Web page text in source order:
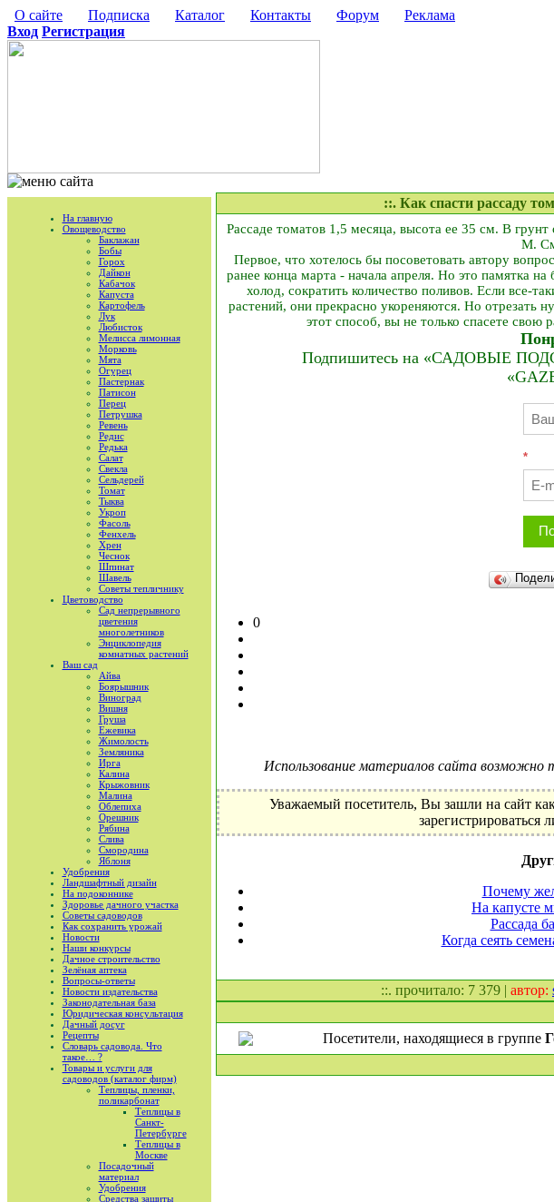
О сайте Подписка Каталог Контакты Форум
Реклама
Вход Регистрация
На главную
Овощеводство
Баклажан
Бобы
Горох
Дайкон
Кабачок
Капуста
Картофель
Лук
Любисток
Мелисса лимонная
Морковь
Мята
Огурец
Пастернак
Патисон
Перец
Петрушка
Ревень
Редис
Редька
Салат
Свекла
Сельдерей
Томат
Тыква
Укроп
Фасоль
Фенхель
Хрен
Чеснок
Шпинат
Шавель
Советы тепличнику
Цветоводство
Сад непрерывного
цветения
многолетников
Энциклопедия
комнатных растений
Ваш сад
Айва
Боярышник
Виноград
Вишня
Груша
Ежевика
Жимолость
Земляника
Ирга
Калина
Крыжовник
Малина
Облепиха
Орешник
Рябина
Слива
Смородина
Яблоня
Удобрения
Ландшафтный дизайн
На подоконнике
Здоровье дачного участка
Советы садоводов
Как сохранить урожай
Новости
Наши конкурсы
Дачное строительство
Зелёная аптека
Вопросы-ответы
Новости издательства
Законодательная база
Юридическая консультация
Дачный досуг
Рецепты
Словарь садовода. Что
такое… ?
Товары и услуги для
садоводов (каталог фирм)
Теплицы, пленки,
поликарбонат
Теплицы в
Санкт-
Петербурге
Теплицы в
Москве
Посадочный
материал
Удобрения
Средства защиты
::. Как спасти рассаду
Рассаде томатов 1,5 месяца, высота ее 35 см. В
М.
Первое, что хотелось бы посоветовать автору
ранее конца марта - начала апреля. Но это памятка
холод, сократить количество поливов. Если все-
растений, они прекрасно укореняются. Но отрезать
этот способ, вы не только спасете свою
Подпишитесь на «САДОВЫЕ
*
0
Использование материалов сайта возможно
Уважаемый посетитель, Вы зашли на сайт
зарегистрироваться
Почему
На капусте
Рассада
Когда сеять
::. прочитало: 7 379 | автор:
Посетители, находящиеся в группе